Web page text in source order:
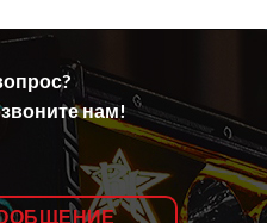
нам!